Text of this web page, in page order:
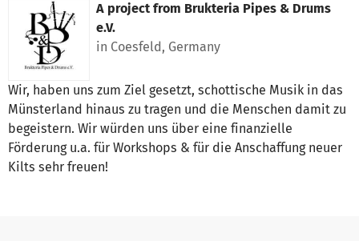
A project from Brukteria Pipes & Drums
e.V.
in Coesfeld, Germany
Wir, haben uns zum Ziel gesetzt, schottische Musik in das
Münsterland hinaus zu tragen und die Menschen damit zu
begeistern. Wir würden uns über eine finanzielle
Förderung u.a. für Workshops & für die Anschaffung neuer
Kilts sehr freuen!